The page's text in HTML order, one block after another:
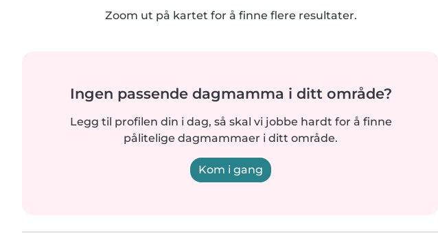
Zoom ut på kartet for å finne flere resultater.
Ingen passende dagmamma i ditt område?
Legg til profilen din i dag, så skal vi jobbe hardt for å finne
pålitelige dagmammaer i ditt område.
Kom i gang